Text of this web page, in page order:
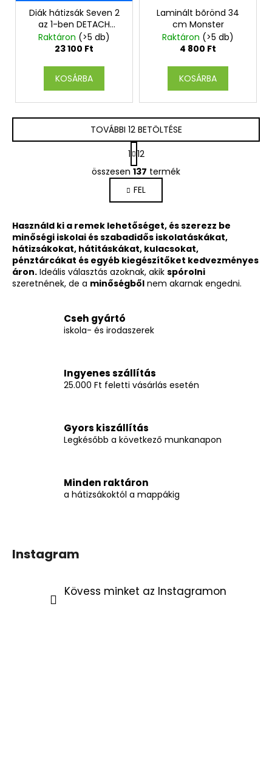
Y
E
N
E
S
Diák hátizsák Seven 2
az 1-ben DETACH
MYSTIC GRAY
Raktáron (>5 db)
23 100 Ft
KOSÁRBA
Laminált bõrönd 34
cm Monster
Raktáron (>5 db)
4 800 Ft
KOSÁRBA
L
i
s
t
a
i
r
á
n
y
á
l
e
m
TOVÁBBI 12 BETÖLTÉSE
L
a
p
o
z
á
1 12
összesen 137 termék
FEL
Használd ki a remek lehetőséget, és szerezz be
minőségi iskolai és szabadidős iskolatáskákat,
hátizsákokat, hátitáskákat, kulacsokat,
pénztárcákat és egyéb kiegészítőket kedvezményes
áron. Ideális választás azoknak, akik spórolni
szeretnének, de a minőségből nem akarnak engedni.
Cseh gyártó
iskola- és irodaszerek
Ingyenes szállítás
25.000 Ft feletti vásárlás esetén
Gyors kiszállítás
Legkésőbb a következő munkanapon
Minden raktáron
a hátizsákoktól a mappákig
Instagram
Kövess minket az Instagramon